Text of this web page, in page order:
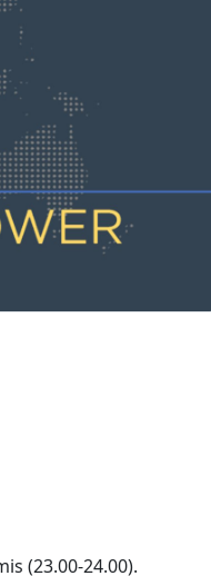
(23.00-24.00).